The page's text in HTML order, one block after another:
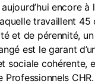
encore à
travaillent 45
et de pérennité,
est le garant
sociale cohérente,
Professionnels CHR.